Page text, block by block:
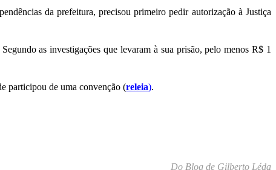
da prefeitura, precisou primeiro pedir autorização à Justiça
as investigações que levaram à sua prisão, pelo menos R$ 1
participou de uma convenção (releia).
Do Blog de Gilberto Léda